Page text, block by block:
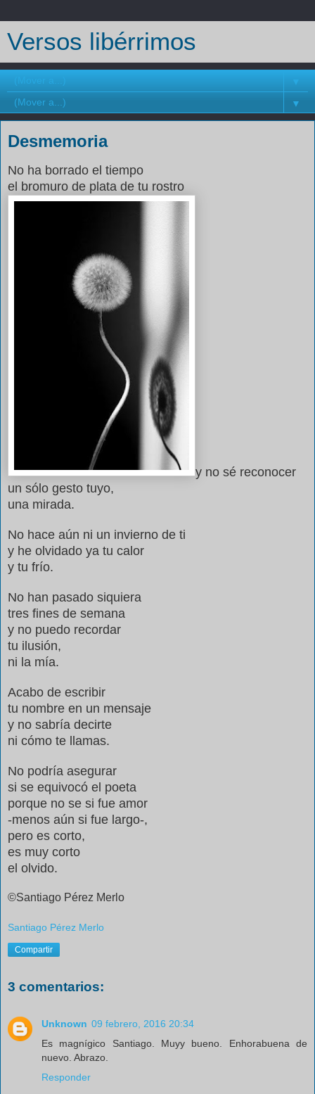
Versos libérrimos
▼
▼
Desmemoria
No ha borrado el tiempo
el bromuro de plata de tu rostro
y no sé reconocer
un sólo gesto tuyo,
una mirada.
No hace aún ni un invierno de ti
y he olvidado ya tu calor
y tu frío.
No han pasado siquiera
tres fines de semana
y no puedo recordar
tu ilusión,
ni la mía.
Acabo de escribir
tu nombre en un mensaje
y no sabría decirte
ni cómo te llamas.
No podría asegurar
si se equivocó el poeta
porque no se si fue amor
-menos aún si fue largo-,
pero es corto,
es muy corto
el olvido.
©Santiago Pérez Merlo
Santiago Pérez Merlo
Compartir
3 comentarios:
Unknown 09 febrero, 2016 20:34
Es magnígico Santiago. Muyy bueno. Enhorabuena de
nuevo. Abrazo.
Responder